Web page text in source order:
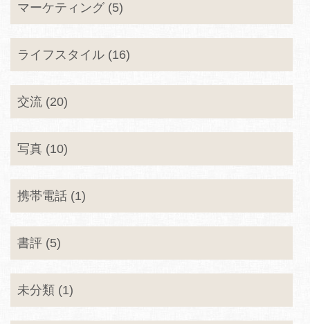
マーケティング (5)
ライフスタイル (16)
交流 (20)
写真 (10)
携帯電話 (1)
書評 (5)
未分類 (1)